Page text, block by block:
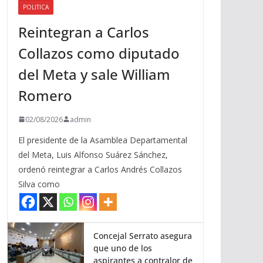
i
b
a
j
o
a
POLITICA
Reintegran a Carlos
Collazos como diputado
del Meta y sale William
Romero
02/08/2026 admin
El presidente de la Asamblea Departamental
del Meta, Luis Alfonso Suárez Sánchez,
ordenó reintegrar a Carlos Andrés Collazos
Silva como
Concejal Serrato asegura
que uno de los
aspirantes a contralor de